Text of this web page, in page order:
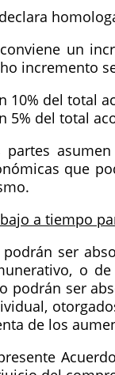
un
incremento
10% del total
5% del total
partes
que
a tiempo
ser
o
podrán ser
de los